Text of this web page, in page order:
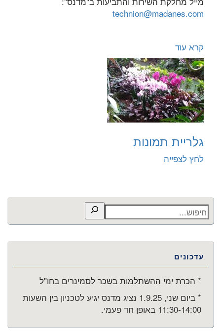
technion@madanes.com
קרא עוד
גלריית תמונות
לחץ לצפייה
חיפוש
עדכונים
* הכרת ימי ההשתלמות בשכר לסמינרים בחו"ל
* ביום שני, 1.9.25 נציג מדנס יגיע לטכניון בין השעות
11:30-14:00 באופן חד פעמי.